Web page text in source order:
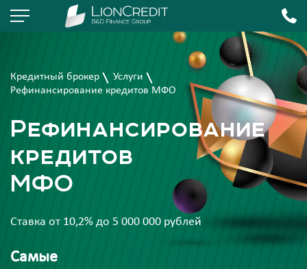
Кредитный брокер
Услуги
Рефинансирование кредитов МФО
Рефинансирование
кредитов
МФО
Ставка от 10,2% до 5 000 000 рублей
Самые